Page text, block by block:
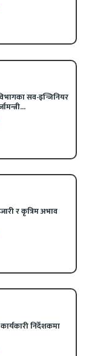
सव-इन्जिनियर
र कृत्रिम अभाव
निर्देशकमा